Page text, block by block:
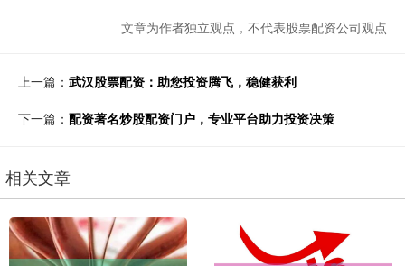
文章为作者独立观点，不代表股票配资公司观点
上一篇： 武汉股票配资：助您投资腾飞，稳健获利
下一篇： 配资著名炒股配资门户，专业平台助力投资决策
相关文章